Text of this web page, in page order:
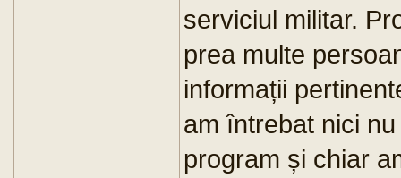
serviciul militar.
prea multe
informații
am întrebat nici
program și chiar